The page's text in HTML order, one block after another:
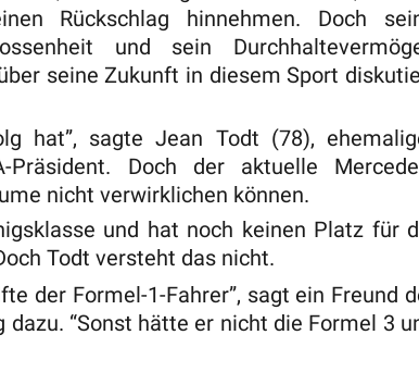
Rückschlag hinnehmen. Doch
und sein
seine Zukunft in diesem Sport
hat”, sagte Jean Todt (78),
Präsident. Doch der aktuelle
nicht verwirklichen können.
und hat noch keinen Platz für
Todt versteht das nicht.
der Formel-1-Fahrer”, sagt ein Freund
dazu. “Sonst hätte er nicht die Formel 3